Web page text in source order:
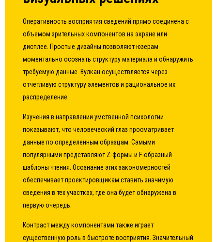
Оперативность восприятия сведений прямо соединена с
объемом зрительных компонентов на экране или
дисплее. Простые дизайны позволяют юзерам
моментально осознать структуру материала и обнаружить
требуемую данные. Вулкан осуществляется через
отчетливую структуру элементов и рациональное их
распределение.
Изучения в направлении умственной психологии
показывают, что человеческий глаз просматривает
данные по определенным образцам. Самыми
популярными представляют Z-формы и F-образный
шаблоны чтения. Осознание этих закономерностей
обеспечивает проектировщикам ставить значимую
сведения в тех участках, где она будет обнаружена в
первую очередь.
Контраст между компонентами также играет
существенную роль в быстроте восприятия. Значительный